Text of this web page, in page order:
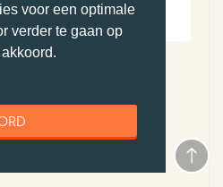
voor een optimale
verder te gaan op
Prijs-kwaliteit